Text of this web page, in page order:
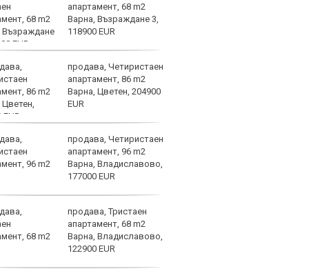
апартамент, 68 m2
Варна, Възраждане 3,
118900 EUR
продава, Четиристаен
апартамент, 86 m2
Варна, Цветен, 204900
EUR
продава, Четиристаен
апартамент, 96 m2
Варна, Владиславово,
177000 EUR
продава, Тристаен
апартамент, 68 m2
Варна, Владиславово,
122900 EUR